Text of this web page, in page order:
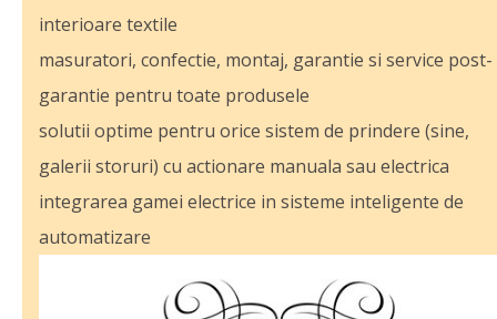
interioare textile
masuratori, confectie, montaj, garantie si service post-
garantie pentru toate produsele
solutii optime pentru orice sistem de prindere (sine,
galerii storuri) cu actionare manuala sau electrica
integrarea gamei electrice in sisteme inteligente de
automatizare